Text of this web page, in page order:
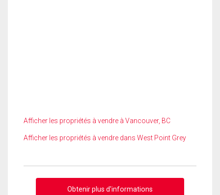
Afficher les propriétés à vendre à Vancouver, BC
Afficher les propriétés à vendre dans West Point Grey
Obtenir plus d'informations